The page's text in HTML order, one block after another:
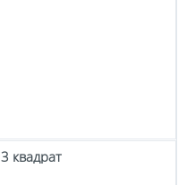
квадрат